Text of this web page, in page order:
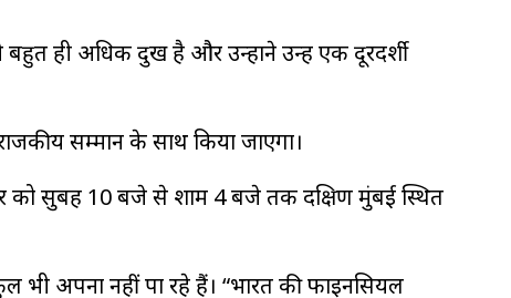
बहुत ही अधिक दुख है और उन्होंने उन्हें एक दूरदर्शी
सम्मान के साथ किया जाएगा।
को सुबह 10 बजे से शाम 4 बजे तक दक्षिण मुंबई स्थित
भी अपना नहीं पा रहे हैं। “भारत की फाइनेंसियल